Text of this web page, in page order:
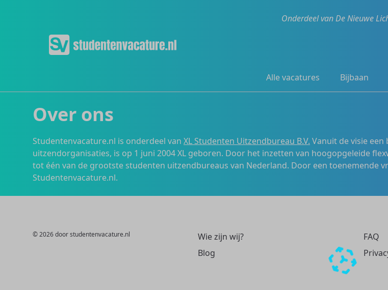
Onderdeel van De Nieuwe
Alle vacatures Bijbaan
Over ons
Studentenvacature.nl is onderdeel van XL Studenten Uitzendbureau B.V. Vanuit de visie
uitzendorganisaties, is op 1 juni 2004 XL geboren. Door het inzetten van hoogopgeleide
tot één van de grootste studenten uitzendbureaus van Nederland. Door een toenemende
Studentenvacature.nl.
© 2026 door studentenvacature.nl
Wie zijn wij?
Blog
FAQ